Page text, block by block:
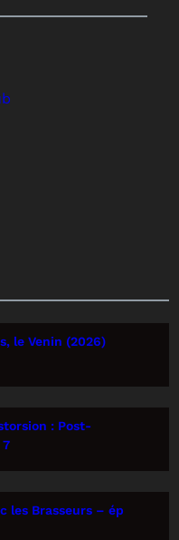
le Venin (2026)
: Post-
les Brasseurs – ép